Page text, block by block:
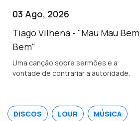
03 Ago, 2026
Tiago Vilhena - "Mau Mau Bem
Bem"
Uma canção sobre sermões e a
vontade de contrariar a autoridade.
DISCOS LOUR MÚSICA